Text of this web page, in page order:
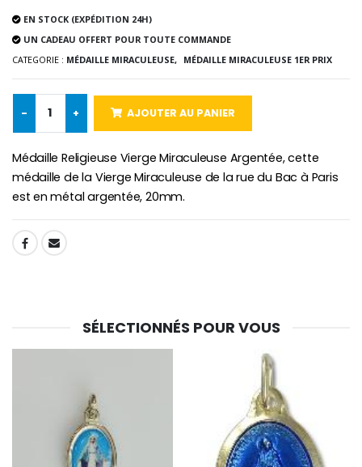
€78.00 €58.50
Huile d'Onction
€9.90
Bougie Neuvaine pour une Guérison - 17.5cm
€4.90 €23.00
EN STOCK (EXPÉDITION 24H)
UN CADEAU OFFERT POUR TOUTE COMMANDE
CATEGORIE : MÉDAILLE MIRACULEUSE, MÉDAILLE MIRACULEUSE 1ER PRIX
- + AJOUTER AU PANIER
Médaille Religieuse Vierge Miraculeuse Argentée, cette
médaille de la Vierge Miraculeuse de la rue du Bac à Paris
est en métal argentée, 20mm.
SHARE:
SÉLECTIONNÉS POUR VOUS